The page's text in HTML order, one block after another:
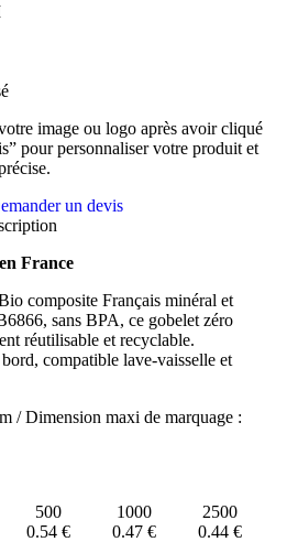
image ou logo après avoir cliqué
pour personnaliser votre produit et
un devis
France
composite Français minéral et
sans BPA, ce gobelet zéro
réutilisable et recyclable.
compatible lave-vaisselle et
/ Dimension maxi de marquage :
500 1000
2500
0.54 € 0.47 €
0.44 €